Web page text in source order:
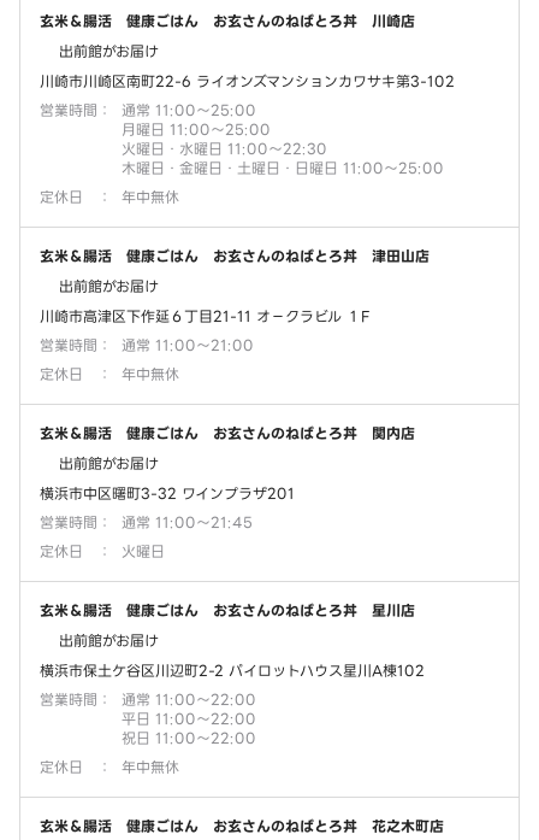
玄米＆腸活 健康ごはん お玄さんのねばとろ丼 川崎店
出前館がお届け
川崎市川崎区南町22-6 ライオンズマンションカワサキ第3-102
営業時間 ：
通常 11:00～25:00
月曜日 11:00～25:00
火曜日・水曜日 11:00～22:30
木曜日・金曜日・土曜日・日曜日 11:00～25:00
定休日
： 年中無休
玄米＆腸活 健康ごはん お玄さんのねばとろ丼 津田山店
出前館がお届け
川崎市高津区下作延６丁目21-11 オ－クラビル １F
営業時間 ：
通常 11:00～21:00
定休日
： 年中無休
玄米＆腸活 健康ごはん お玄さんのねばとろ丼 関内店
出前館がお届け
横浜市中区曙町3-32 ワインプラザ201
営業時間 ：
通常 11:00～21:45
定休日
： 火曜日
玄米＆腸活 健康ごはん お玄さんのねばとろ丼 星川店
出前館がお届け
横浜市保土ケ谷区川辺町2-2 パイロットハウス星川A棟102
営業時間 ：
通常 11:00～22:00
平日 11:00～22:00
祝日 11:00～22:00
定休日
： 年中無休
玄米＆腸活 健康ごはん お玄さんのねばとろ丼 花之木町店